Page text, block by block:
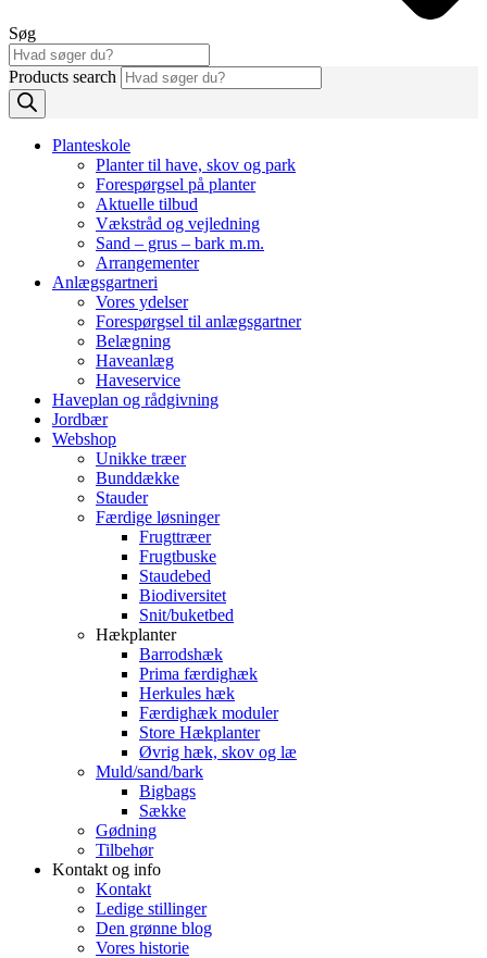
Søg
Products search
Planteskole
Planter til have, skov og park
Forespørgsel på planter
Aktuelle tilbud
Vækstråd og vejledning
Sand – grus – bark m.m.
Arrangementer
Anlægsgartneri
Vores ydelser
Forespørgsel til anlægsgartner
Belægning
Haveanlæg
Haveservice
Haveplan og rådgivning
Jordbær
Webshop
Unikke træer
Bunddække
Stauder
Færdige løsninger
Frugttræer
Frugtbuske
Staudebed
Biodiversitet
Snit/buketbed
Hækplanter
Barrodshæk
Prima færdighæk
Herkules hæk
Færdighæk moduler
Store Hækplanter
Øvrig hæk, skov og læ
Muld/sand/bark
Bigbags
Sække
Gødning
Tilbehør
Kontakt og info
Kontakt
Ledige stillinger
Den grønne blog
Vores historie